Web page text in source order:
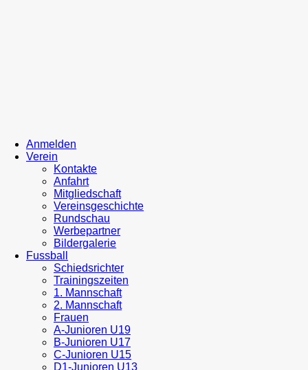
Anmelden
Verein
Kontakte
Anfahrt
Mitgliedschaft
Vereinsgeschichte
Rundschau
Werbepartner
Bildergalerie
Fussball
Schiedsrichter
Trainingszeiten
1. Mannschaft
2. Mannschaft
Frauen
A-Junioren U19
B-Junioren U17
C-Junioren U15
D1-Junioren U13